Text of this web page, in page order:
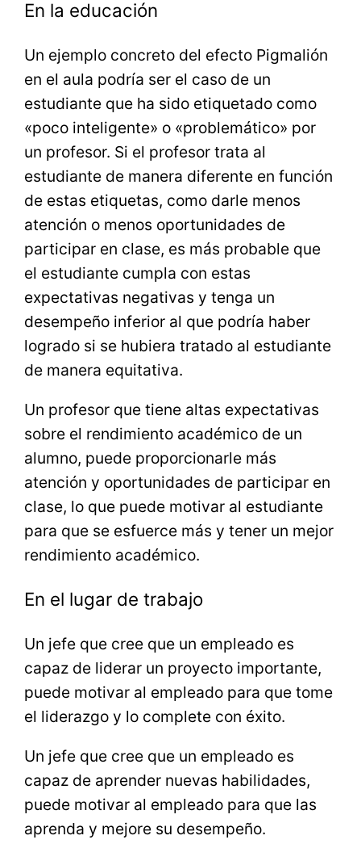
En la educación
Un ejemplo concreto del efecto Pigmalión
en el aula podría ser el caso de un
estudiante que ha sido etiquetado como
«poco inteligente» o «problemático» por
un profesor. Si el profesor trata al
estudiante de manera diferente en función
de estas etiquetas, como darle menos
atención o menos oportunidades de
participar en clase, es más probable que
el estudiante cumpla con estas
expectativas negativas y tenga un
desempeño inferior al que podría haber
logrado si se hubiera tratado al estudiante
de manera equitativa.
Un profesor que tiene altas expectativas
sobre el rendimiento académico de un
alumno, puede proporcionarle más
atención y oportunidades de participar en
clase, lo que puede motivar al estudiante
para que se esfuerce más y tener un mejor
rendimiento académico.
En el lugar de trabajo
Un jefe que cree que un empleado es
capaz de liderar un proyecto importante,
puede motivar al empleado para que tome
el liderazgo y lo complete con éxito.
Un jefe que cree que un empleado es
capaz de aprender nuevas habilidades,
puede motivar al empleado para que las
aprenda y mejore su desempeño.